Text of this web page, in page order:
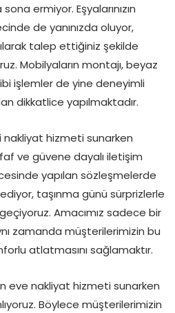
ermiyor. Eşyalarınızın
de yanınızda oluyor,
talep ettiğiniz şekilde
Mobilyaların montajı, beyaz
işlemler de yine deneyimli
dikkatlice yapılmaktadır.
nakliyat hizmeti sunarken
ve güvene dayalı iletişim
yapılan sözleşmelerde
taşınma günü sürprizlerle
geçiyoruz. Amacımız sadece bir
zamanda müşterilerimizin bu
atlatmasını sağlamaktır.
eve nakliyat hizmeti sunarken
Böylece müşterilerimizin